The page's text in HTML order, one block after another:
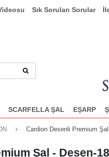
Sık Sorulan Sorular
SCARFELLA ŞAL EŞARP
Cardion Desenli Premium
Şal - Desen-18